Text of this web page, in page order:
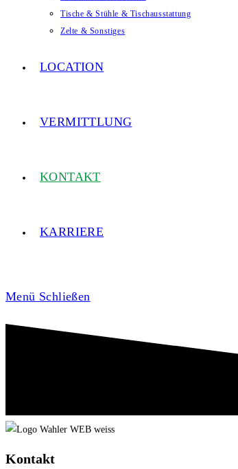
Tische & Stühle & Tischausstattung
Zelte & Sonstiges
LOCATION
VERMITTLUNG
KONTAKT
KARRIERE
Menü Schließen
Kontakt